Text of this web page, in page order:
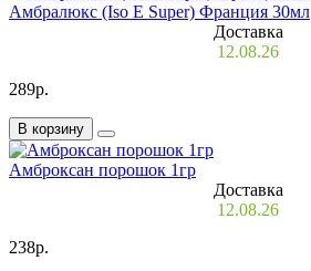
Амбралюкс (Iso E Super) Франция 30мл
Доставка
12.08.26
289р.
В корзину
Амброксан порошок 1гр
Доставка
12.08.26
238р.